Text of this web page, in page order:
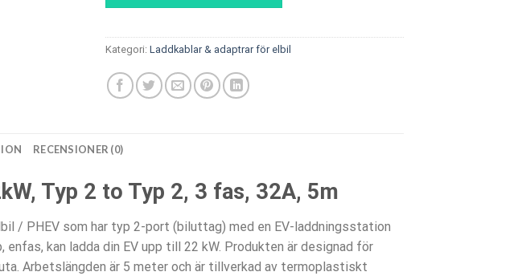
Kategori:Laddkablar & adaptrar för elbil
RECENSIONER (0)
Typ 2 to Typ 2, 3 fas, 32A, 5m
/ PHEV som har typ 2-port (biluttag) med en EV-laddningsstation
enfas, kan ladda din EV upp till 22 kW. Produkten är designad för
Arbetslängden är 5 meter och är tillverkad av termoplastiskt